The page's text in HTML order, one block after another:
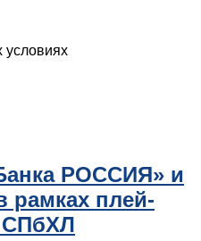
условиях
РОССИЯ» и
рамках плей-